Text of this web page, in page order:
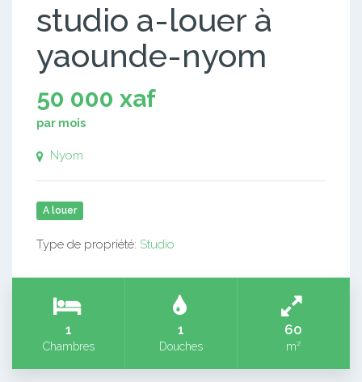
studio a-louer à
yaounde-nyom
50 000 xaf
par mois
Nyom
A louer
Type de propriété: Studio
1
Chambres
1
Douches
60
m²